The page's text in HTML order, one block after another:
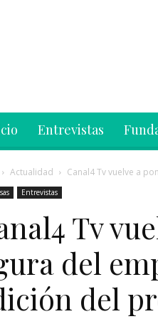
Entrevistas
Actualidad Canal4 Tv vuelve a
Entrevistas
Tv
del
del